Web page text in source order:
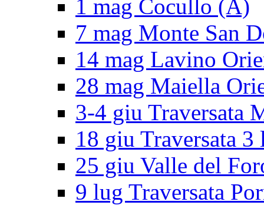
1 mag Cocullo (A)
7 mag Monte San
14 mag Lavino
28 mag Maiella
3-4 giu Traversata
18 giu Traversata 3
25 giu Valle del
9 lug Traversata